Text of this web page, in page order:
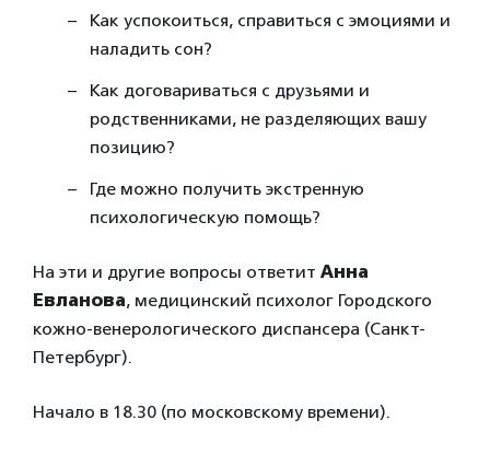
Как успокоиться, справиться с эмоциями и
наладить сон?
Как договариваться с друзьями и
родственниками, не разделяющих вашу
позицию?
Где можно получить экстренную
психологическую помощь?
На эти и другие вопросы ответит Анна
Евланова, медицинский психолог Городского
кожно-венерологического диспансера (Санкт-
Петербург).
Начало в 18.30 (по московскому времени).